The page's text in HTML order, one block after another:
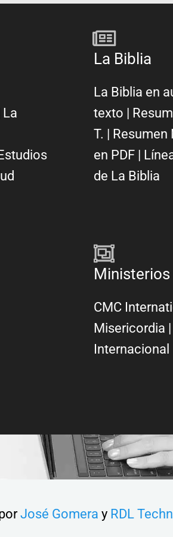
La
La Biblia
La Biblia en
texto |
T. | Resumen
en PDF|
de La Biblia
CMC
Misericordia
Internacional
José Gomera y RDL